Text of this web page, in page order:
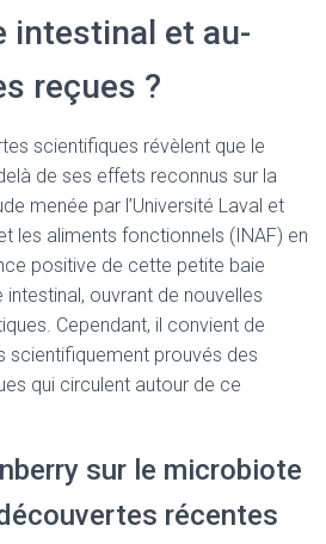
intestinal et au-
reçues ?
scientifiques révèlent que le
de ses effets reconnus sur la
menée par l’Université Laval et
les aliments fonctionnels (INAF) en
positive de cette petite baie
ouvrant de nouvelles
Cependant, il convient de
scientifiquement prouvés des
qui circulent autour de ce
sur le microbiote
récentes